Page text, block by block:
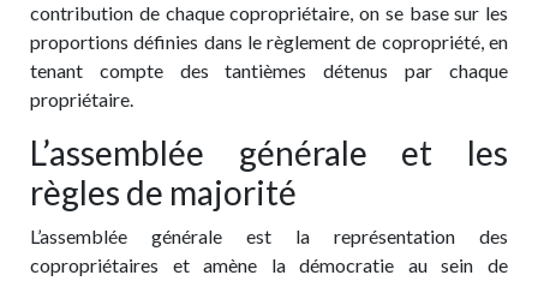
contribution de chaque copropriétaire, on se base sur les
proportions définies dans le règlement de copropriété, en
tenant compte des tantièmes détenus par chaque
propriétaire.
L’assemblée générale et les
règles de majorité
L’assemblée générale est la représentation des
copropriétaires et amène la démocratie au sein de